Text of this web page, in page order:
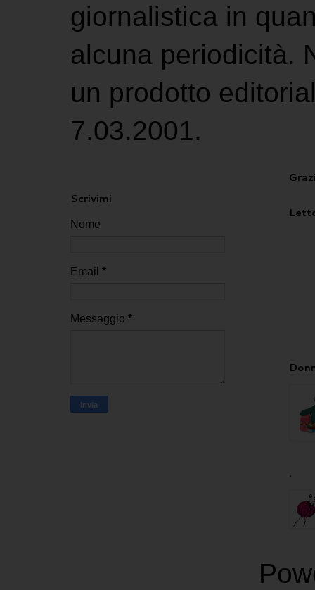
giornalistica in
alcuna periodicità.
un prodotto
7.03.2001.
Scrivimi
Nome
Email *
Messaggio *
.